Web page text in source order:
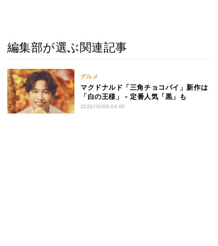
編集部が選ぶ関連記事
グルメ
マクドナルド「三角チョコパイ」新作は
「白の王様」 - 定番人気「黒」も
2022/10/06 04:00